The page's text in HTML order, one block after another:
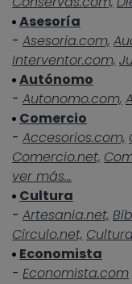
Asesoría
- Asesoria.com,
Interventor.com,
Autónomo
- Autonomo.com,
Comercio
- Accesorios.com,
Comercio.net,
ver más...
Cultura
- Artesania.net,
Circulo.net,
Economista
- Economista.com